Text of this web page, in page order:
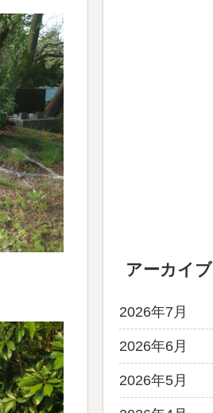
アーカイブ
2026年7月
2026年6月
2026年5月